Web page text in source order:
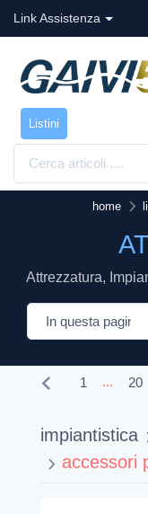
Link Assistenza
Listini
home
Attrezzatura,
1 ... 20
impiantistica
accessori